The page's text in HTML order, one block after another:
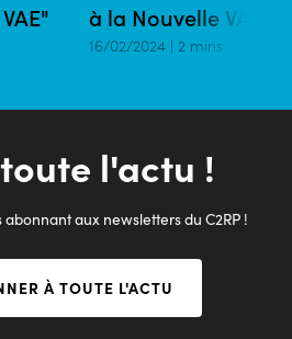
à la Nouvelle VAE
16/02/2024 | 2 mins
l'actu !
aux newsletters du C2RP !
À TOUTE L'ACTU